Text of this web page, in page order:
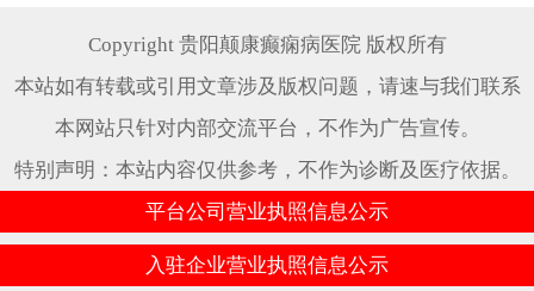
Copyright 贵阳颠康癫痫病医院 版权所有
本站如有转载或引用文章涉及版权问题，请速与我们联系
本网站只针对内部交流平台，不作为广告宣传。
特别声明：本站内容仅供参考，不作为诊断及医疗依据。
平台公司营业执照信息公示
入驻企业营业执照信息公示